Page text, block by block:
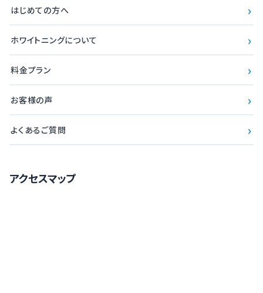
はじめての方へ ›
ホワイトニングについて ›
料金プラン ›
お客様の声 ›
よくあるご質問 ›
アクセスマップ